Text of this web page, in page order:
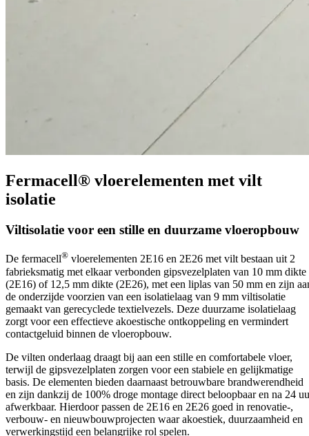
Fermacell® vloerelementen met vilt
isolatie
Viltisolatie voor een stille en duurzame vloeropbouw
De fermacell® vloerelementen 2E16 en 2E26 met vilt bestaan uit 2
fabrieksmatig met elkaar verbonden gipsvezelplaten van 10 mm dikte
(2E16) of 12,5 mm dikte (2E26), met een liplas van 50 mm en zijn
de onderzijde voorzien van een isolatielaag van 9 mm viltisolatie
gemaakt van gerecyclede textielvezels. Deze duurzame isolatielaag
zorgt voor een effectieve akoestische ontkoppeling en vermindert
contactgeluid binnen de vloeropbouw.
De vilten onderlaag draagt bij aan een stille en comfortabele vloer,
terwijl de gipsvezelplaten zorgen voor een stabiele en gelijkmatige
basis. De elementen bieden daarnaast betrouwbare brandwerendheid
en zijn dankzij de 100% droge montage direct beloopbaar en na 24
afwerkbaar. Hierdoor passen de 2E16 en 2E26 goed in renovatie-,
verbouw- en nieuwbouwprojecten waar akoestiek, duurzaamheid en
verwerkingstijd een belangrijke rol spelen.